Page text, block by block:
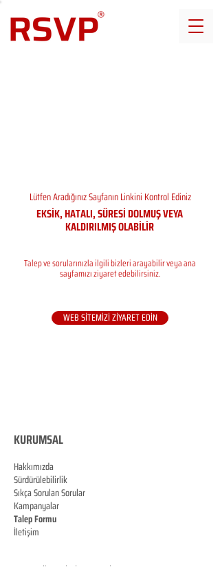
Lütfen Aradığınız Sayfanın Linkini Kontrol Ediniz
EKSİK, HATALI, SÜRESİ DOLMUŞ VEYA
KALDIRILMIŞ OLABİLİR
Talep ve sorularınızla ilgili bizleri arayabilir veya ana
sayfamızı ziyaret edebilirsiniz.
WEB SİTEMİZİ ZİYARET EDİN
KURUMSAL
Hakkımızda
Sürdürülebilirlik
Sıkça Sorulan Sorular
Kampanyalar
Talep Formu
İletişim